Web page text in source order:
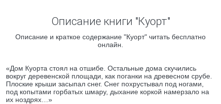
Описание книги "Куорт"
Описание и краткое содержание "Куорт" читать бесплатно
онлайн.
«Дом Куорта стоял на отшибе. Остальные дома скучились
вокруг деревенской площади, как поганки на древесном срубе.
Плоские крыши засыпал снег. Снег похрустывал под ногами,
под копытами горбатых шмару, дыхание коркой намерзало на
их ноздрях…»